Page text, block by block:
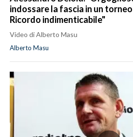
indossare la fascia in un
Ricordo indimenticabile"
Video di Alberto Masu
Alberto Masu